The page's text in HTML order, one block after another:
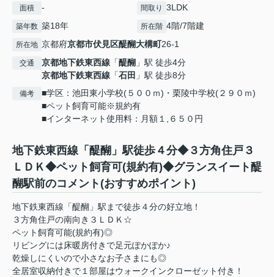
面積 - 間取り 3LDK
築年数 築18年 所在階 4階/7階建
所在地 京都府京都市伏見区醍醐大構町26-1
交通 京都地下鉄東西線 「醍醐 」駅 徒歩4分
京都地下鉄東西線 「石田 」駅 徒歩8分
備考
■学区：池田東小学校(５００ｍ)・栗陵中学校(２９０ｍ)
■ペット飼育可能※規約有
■インターネット使用料：月額１,６５０円
地下鉄東西線「醍醐」駅徒歩４分◆３方角住戸３
ＬＤＫ◆ペット飼育可(規約有)◆グランスイート醍
醐駅前のコメント(おすすめポイント)
地下鉄東西線「醍醐」駅まで徒歩４分の好立地！
３方角住戸の南向き３ＬＤＫ☆
ペット飼育可能(規約有)◎
リビングには床暖房付きで足元ぽかぽか♪
乾燥しにくいので小さなお子さまにも◎
全居室収納付きで１部屋はウォークインクローゼット付き！